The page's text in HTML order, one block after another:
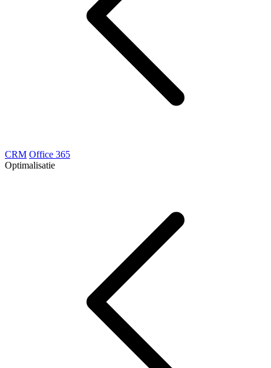
CRM Office 365
Optimalisatie